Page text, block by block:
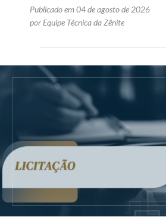
Publicado em 04 de agosto de 2026
por Equipe Técnica da Zênite